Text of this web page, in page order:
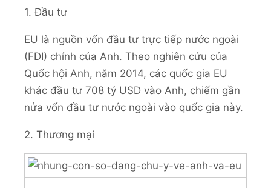
1. Đầu tư
EU là nguồn vốn đầu tư trực tiếp nước ngoài
(FDI) chính của Anh. Theo nghiên cứu của
Quốc hội Anh, năm 2014, các quốc gia EU
khác đầu tư 708 tỷ USD vào Anh, chiếm gần
nửa vốn đầu tư nước ngoài vào quốc gia này.
2. Thương mại